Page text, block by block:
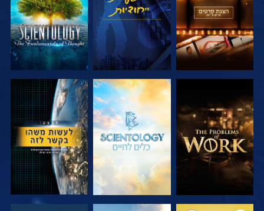
בדוק את הסדרה בדוק את הסדרה צפה